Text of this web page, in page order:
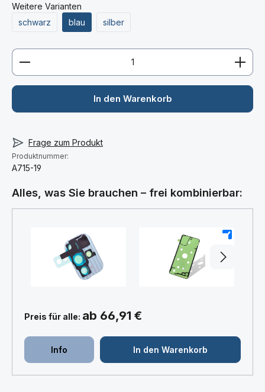
Weitere Varianten
schwarz
blau silber
Produkt Anzahl: Gib den gewünschten Wert ein
In den Warenkorb
Frage zum Produkt
Produktnummer:
A715-19
Alles, was Sie brauchen – frei kombinierbar:
Preis für alle: ab 66,91 €
Info In den Warenkorb